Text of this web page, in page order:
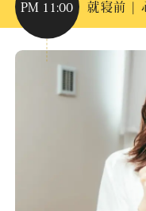
PM 11:00 就寝前 |